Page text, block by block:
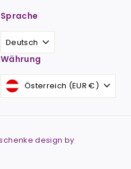
Sprache
Deutsch
Währung
Österreich (EUR €)
design by